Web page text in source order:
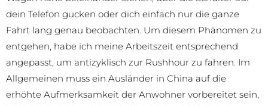
Wagon nahe beieinander stehen, über die Schulter auf
dein Telefon gucken oder dich einfach nur die ganze
Fahrt lang genau beobachten. Um diesem Phänomen zu
entgehen, habe ich meine Arbeitszeit entsprechend
angepasst, um antizyklisch zur Rushhour zu fahren. Im
Allgemeinen muss ein Ausländer in China auf die
erhöhte Aufmerksamkeit der Anwohner vorbereitet sein,